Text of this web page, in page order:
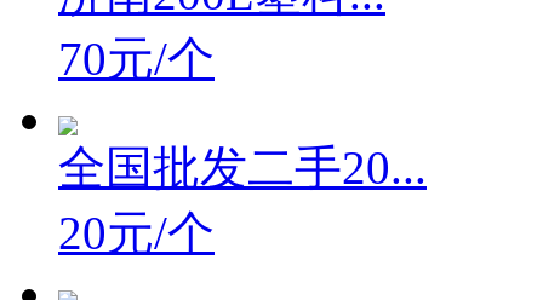
济南200L塑料...
70元/个
全国批发二手20...
20元/个